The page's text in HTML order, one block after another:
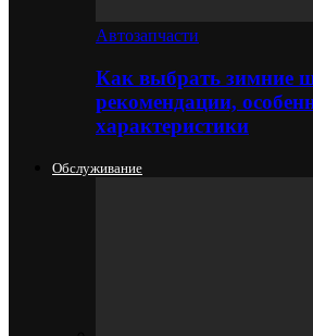
Автозапчасти
Как выбрать зимние
рекомендации,
характеристики
Обслуживание